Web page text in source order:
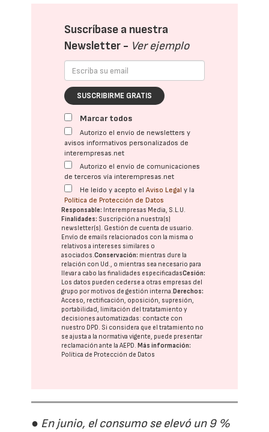
Suscríbase a nuestra
Newsletter - Ver ejemplo
SUSCRIBIRME GRATIS
Marcar todos
Autorizo el envío de newsletters y
avisos informativos personalizados de
interempresas.net
Autorizo el envío de comunicaciones
de terceros vía interempresas.net
He leído y acepto elAviso Legal y la
Política de Protección de Datos
Responsable: Interempresas Media, S.L.U.
Finalidades: Suscripción a nuestra(s)
newsletter(s). Gestión de cuenta de usuario.
Envío de emails relacionados con la misma o
relativos a intereses similares o
asociados.Conservación: mientras dure la
relación con Ud., o mientras sea necesario para
llevar a cabo las finalidades especificadasCesión:
Los datos pueden cederse a otras empresas del
grupo por motivos de gestión interna. Derechos:
Acceso, rectificación, oposición, supresión,
portabilidad, limitación del tratatamiento y
decisiones automatizadas: contacte con
nuestro DPD. Si considera que el tratamiento no
se ajusta a la normativa vigente, puede presentar
reclamación ante laAEPD. Más información:
Política de Protección de Datos
● En junio, el consumo se elevó un 9 %